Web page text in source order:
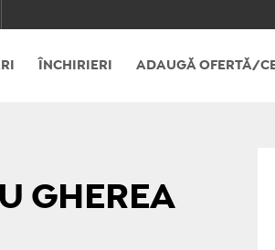
ÎNCHIRIERI ADAUGĂ OFERTĂ/
GHEREA